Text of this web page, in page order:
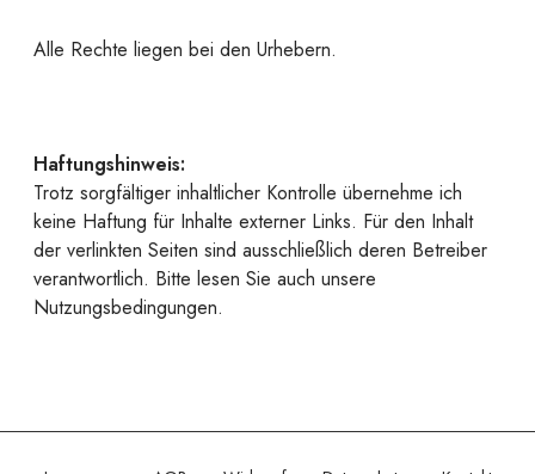
Alle Rechte liegen bei den Urhebern.
Haftungshinweis:
Trotz sorgfältiger inhaltlicher Kontrolle übernehme ich
keine Haftung für Inhalte externer Links. Für den Inhalt
der verlinkten Seiten sind ausschließlich deren Betreiber
verantwortlich. Bitte lesen Sie auch unsere
Nutzungsbedingungen.